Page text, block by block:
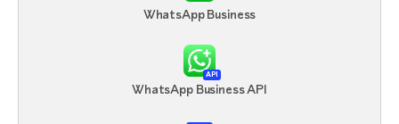
WhatsApp Business
API
WhatsApp Business API